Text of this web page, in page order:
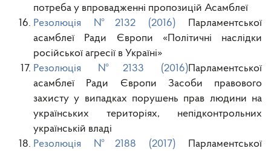
потреба у впровадженні пропозицій Асамблеї
Резолюція № 2132 (2016) Парламентської
асамблеї Ради Європи «Політичні наслідки
російської агресії в Україні»
Резолюція №2133 (2016)Парламентської
асамблеї Ради Європи Засоби правового
захисту у випадках порушень прав людини на
українських територіях, непідконтрольних
українській владі
Резолюція №2188 (2017) Парламентської